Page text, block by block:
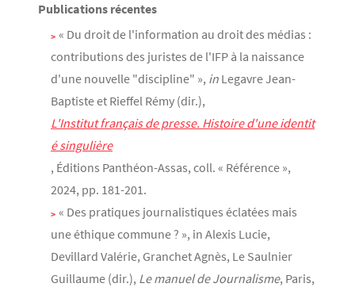
Publications récentes
« Du droit de l'information au droit des médias :
contributions des juristes de l'IFP à la naissance
d'une nouvelle "discipline" », in Legavre Jean-
Baptiste et Rieffel Rémy (dir.),
L'Institut français de presse. Histoire d'une identit
é singulière
, Éditions Panthéon-Assas, coll. « Référence »,
2024, pp. 181-201.
« Des pratiques journalistiques éclatées mais
une éthique commune ? », in Alexis Lucie,
Devillard Valérie, Granchet Agnès, Le Saulnier
Guillaume (dir.), Le manuel de Journalisme, Paris,